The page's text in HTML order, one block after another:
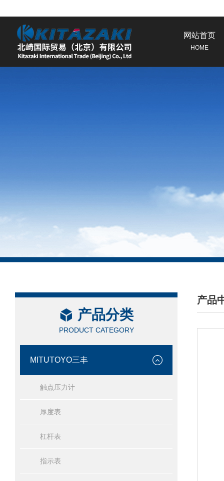
网站首页
HOME
产品分类
PRODUCT CATEGORY
MITUTOYO三丰
触点压力计
厚度表
杠杆表
指示表
产品
/